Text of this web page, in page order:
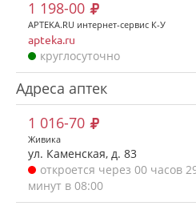
1 198-00
APTEKA.RU интернет-сервис К-У
apteka.ru
круглосуточно
Адреса аптек
1 016-70
Живика
ул. Каменская, д. 83
откроется через 00 часов
минут в 08:00